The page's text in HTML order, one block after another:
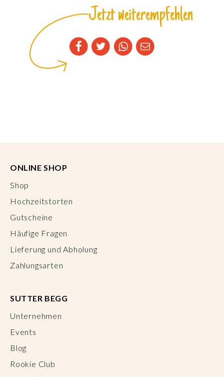
Jetzt weiterempfehlen
ONLINE SHOP
Shop
Hochzeitstorten
Gutscheine
Häufige Fragen
Lieferung und Abholung
Zahlungsarten
SUTTER BEGG
Unternehmen
Events
Blog
Rookie Club